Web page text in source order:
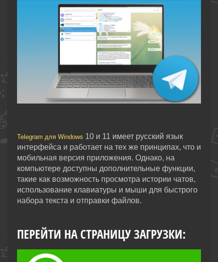
Telegram для Windows 10 и 11 имеет русский язык
интерфейса и работает на тех же принципах, что и
мобильная версия приложения. Однако, на
компьютере доступны дополнительные функции,
такие как возможность просмотра истории чатов,
использование клавиатуры и мыши для быстрого
набора текста и отправки файлов.
ПЕРЕЙТИ НА СТРАНИЦУ ЗАГРУЗКИ: